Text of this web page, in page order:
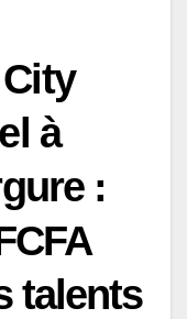
à
:
talents